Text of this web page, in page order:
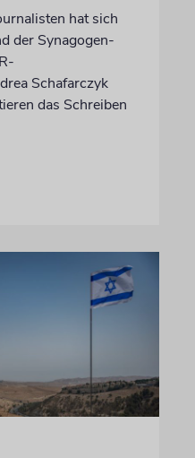
hat sich
der Synagogen-
Schafarczyk
das Schreiben